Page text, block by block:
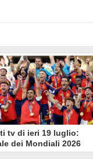
tv di ieri 19 luglio:
dei Mondiali 2026
Argentina